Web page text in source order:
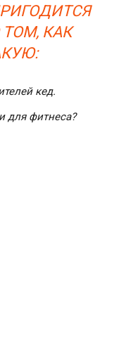
КАК
кед.
для фитнеса?